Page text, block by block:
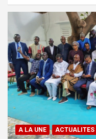
A LA UNE ACTUALITES